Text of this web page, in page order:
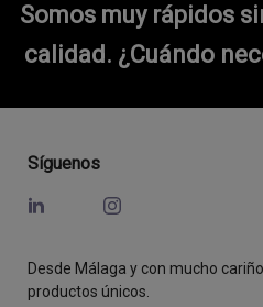
Somos muy rápidos
calidad. ¿Cuándo
Síguenos
Desde Málaga y con mucho
productos únicos.